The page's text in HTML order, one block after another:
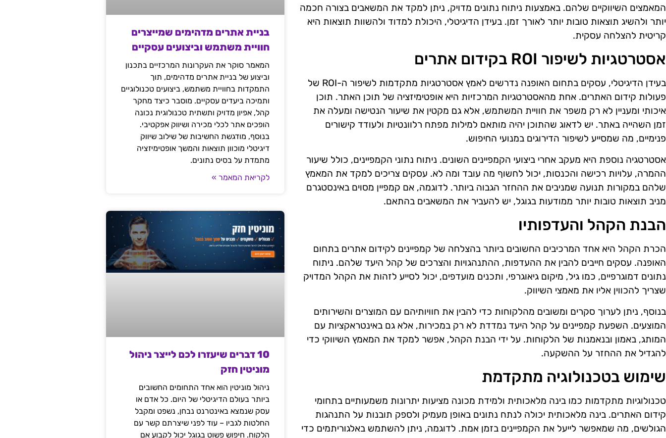
המאמצים השיווקיים שלהם. באמצעות ניתוח נתונים מדויק, ניתן למקד את המשאבים בצורה חכמה
יותר ולהשיג תוצאות טובות יותר לאורך זמן. בעידן הדיגיטלי, היכולת למדוד ולהשוות תוצאות היא
קריטית להצלחה עסקית.
אסטרטגיות לשיפור ROI בקידום אתרים
בעידן הדיגיטלי, עסקים בתחום האופנה נדרשים לאמץ אסטרטגיות מתקדמות לשיפור ה-ROI של
פעולות קידום האתרים. אחת מהאסטרטגיות המרכזיות היא אופטימיזציה של תוכן האתר. תוכן
איכותי ומעניין לא רק משפר את חוויית המשתמש, אלא גם מקטין את שיעור הנטישה ומעלה את
זמן השהייה באתר. יש לדאוג שהתוכן יהיה מותאם למילות מפתח רלוונטיות ולעודד קישורים
פנימיים, מה שמסייע לשיפור הדירוגים במנועי החיפוש.
אסטרטגיה נוספת היא מעקב אחרי ביצועי הקמפיינים השונים. ניתוח נתוני הקמפיינים, כולל שיעור
ההמרה, עלויות רכישה והכנסות, יכול לחשוף מה עובד ומה לא. עסקים צריכים למקד את המאמץ
שלהם במקורות תנועה שמניבים את ההחזר הגבוה ביותר. לדוגמה, אם קמפיין מסוים באינסטגרם
מניב תוצאות טובות יותר ממודעות בגוגל, יש להעביר את המשאבים בהתאם.
הבנת הקהל והעדפותיו
הכרת הקהל היא אחד המרכיבים החשובים ביותר בהצלחה של קמפיינים לקידום אתרים בתחום
האופנה. עסקים חייבים להבין את ההעדפות, ההתנהגויות והצרכים של קהל היעד שלהם. ניתוח
נתונים דמוגרפיים, כמו גיל, מיקום גיאוגרפי, ותכנים מועדפים, יכול לסייע לזהות את הקהל המדויק
שצריך להכווין אליו את מאמצי השיווק.
בנוסף, ניתן לערוך סקרים ומשובים מהלקוחות כדי להבין את חוויותיהם עם המוצרים והשירותים
המוצעים. השפעת קמפיינים על קהל היעד נמדדת לא רק במכירות, אלא גם באינטראקציות עם
המותג, באמון ובנאמנות של הלקוחות. על ידי הבנת הקהל, אפשר למקד את המאמץ השיווקי כדי
להגדיל את ההחזר על ההשקעה.
שימוש בטכנולוגיה מתקדמת
טכנולוגיות מתקדמות כמו בינה מלאכותית ולמידת מכונה מציעות יתרונות משמעותיים בתחומי
קידום האתרים. בינה מלאכותית יכולה לנתח נתונים באופן מעמיק ולספק תובנות על התנהגות
הגולשים, מה שמאפשר לייעל את הקמפיינים בזמן אמת. לדוגמה, ניתן להשתמש באלגוריתמים כדי
בניית אתרים מדהימים שמייצרים
חוויית משתמש וביצועים עסקיים
המאמר סוקר את העקרונות המרכזיים בתכנון
וביצוע של בניית אתרים מדהימים, תוך
התמקדות בחוויית משתמש, ביצועים טכנולוגיים
ותמיכה ביעדים עסקיים. מוסבר כיצד מחקר
קהל, אפיון מדויק ותשתית טכנולוגית נכונה
הופכים אתר לכלי מכירה ושיווק אפקטיבי.
בנוסף, מודגשת החשיבות של שילוב שיווק
דיגיטלי מוכוון תוצאות והמשך אופטימיזציה
מתמדת על בסיס נתונים.
לקריאת המאמר »
10 דברים שיעזרו לכם לייצר ניהול
מוניטין חזק
ניהול מוניטין הוא אחד התחומים החשובים
ביותר בעולם הדיגיטלי של היום. כל אדם או
עסק שנמצא באינטרנט נבחן, נשפט ומקבל
החלטות לגביו – עוד לפני שיצרתם קשר עם
הלקוח. חיפוש פשוט בגוגל יכול לקבוע אם